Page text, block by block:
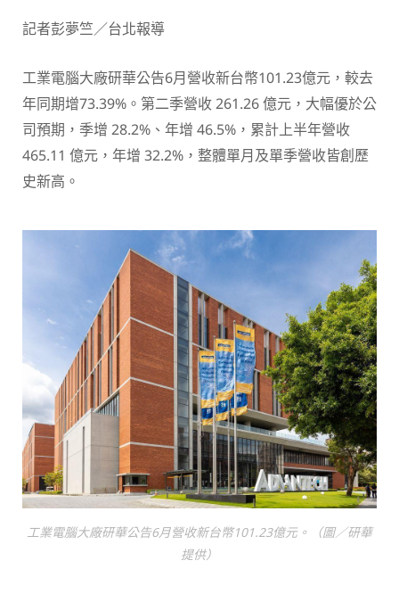
記者彭夢竺／台北報導
工業電腦大廠研華公告6月營收新台幣101.23億元，較去
年同期增73.39%。第二季營收 261.26 億元，大幅優於公
司預期，季增 28.2%、年增 46.5%，累計上半年營收
465.11 億元，年增 32.2%，整體單月及單季營收皆創歷
史新高。
工業電腦大廠研華公告6月營收新台幣101.23億元。（圖／研華
提供）